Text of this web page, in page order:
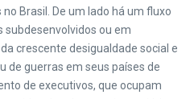
Brasil. De um lado há um fluxo
subdesenvolvidos ou em
crescente desigualdade social e
de guerras em seus países de
de executivos, que ocupam